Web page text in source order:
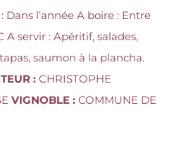
Dans l’année A boire : Entre
A servir : Apéritif, salades,
saumon à la plancha.
:CHRISTOPHE
VIGNOBLE :COMMUNE DE